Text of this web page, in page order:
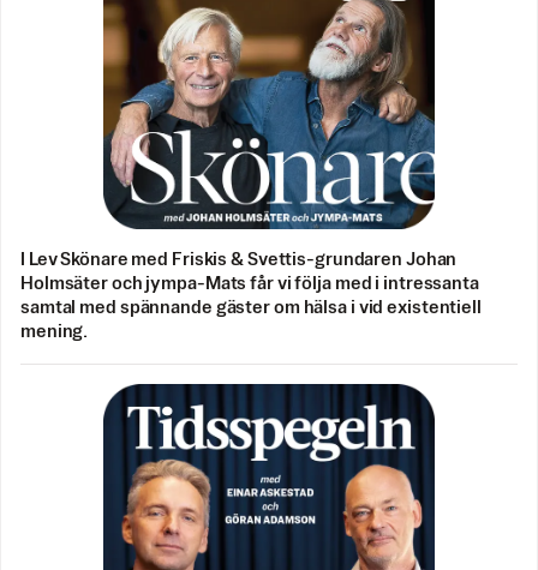
I Lev Skönare med Friskis & Svettis-grundaren Johan
Holmsäter och jympa-Mats får vi följa med i intressanta
samtal med spännande gäster om hälsa i vid existentiell
mening.